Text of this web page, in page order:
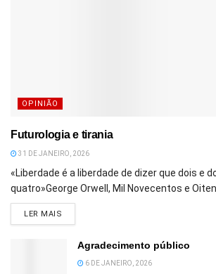
OPINIÃO
Futurologia e tirania
31 DE JANEIRO, 2026
«Liberdade é a liberdade de dizer que dois e
quatro»George Orwell, Mil Novecentos e
LER MAIS
Agradecimento público
6 DE JANEIRO, 2026